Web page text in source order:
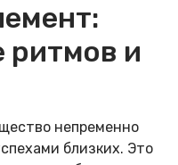
ритмов и
непременно
близких. Это